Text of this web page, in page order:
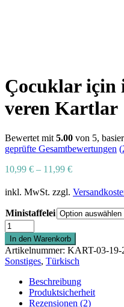
Çocuklar için
veren Kartlar
Bewertet mit 5.00 von 5,
geprüfte Gesamtbewertungen (
10,99 € – 11,99 €
inkl. MwSt. zzgl.
Ministaffelei
Çocuklar
için
islami
cesaret
veren
Kartlar
Menge
In den Warenkorb
Artikelnummer: KART-03-19-
Sonstiges, Türkisch
Beschreibung
Produktsicherheit
Rezensionen (2)